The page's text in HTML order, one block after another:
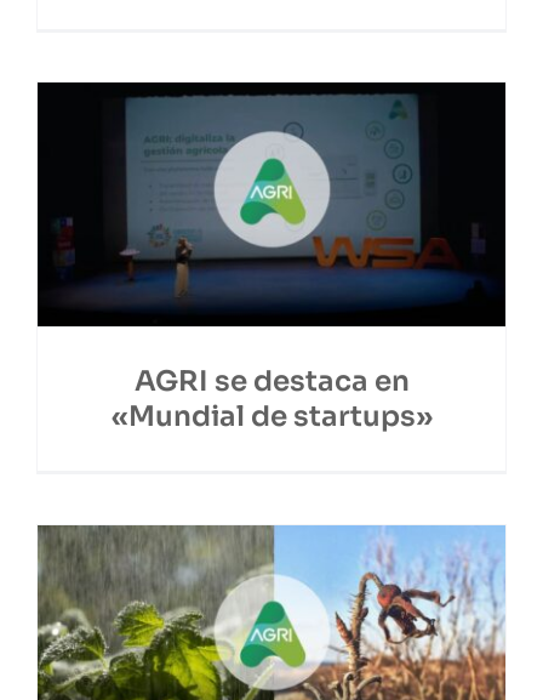
AGRI se destaca en
«Mundial de startups»